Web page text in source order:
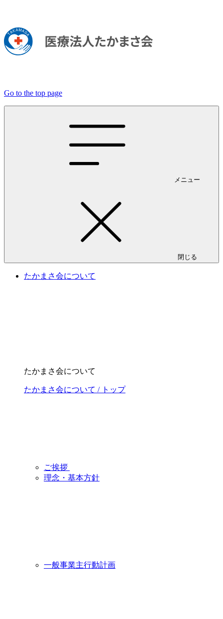
Go to the top page
メニュー
閉じる
たかまさ会について
たかまさ会について
たかまさ会について / トップ
ご挨拶
理念・基本方針
一般事業主行動計画